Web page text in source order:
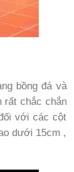
bồng đá và
rất chắc chắn
với các cột
dưới 15cm ,